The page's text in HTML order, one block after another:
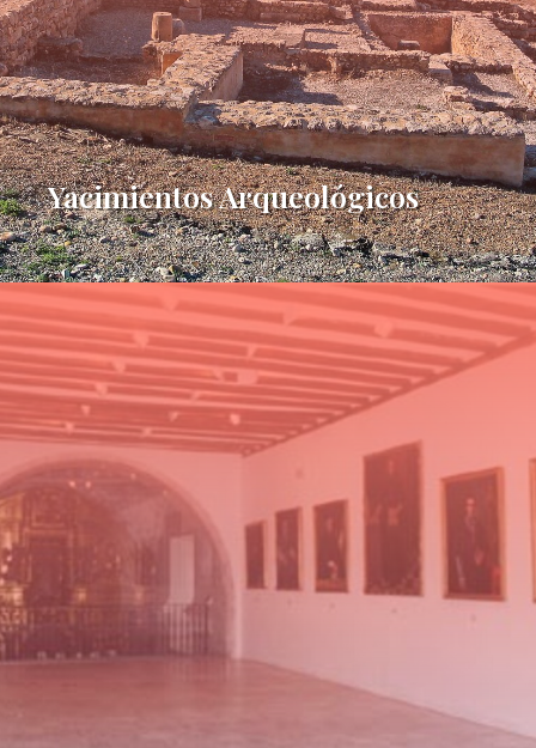
Yacimientos Arqueológicos